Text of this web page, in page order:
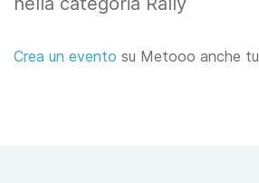
Crea un evento su Metooo anche tu